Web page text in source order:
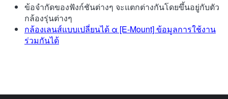
ข้อจำกัดของฟังก์ชันต่างๆ จะแตกต่างกันโดยขึ้นอยู่กับตัว
กล้องรุ่นต่างๆ
กล้องเลนส์แบบเปลี่ยนได้ α [E-Mount] ข้อมูลการใช้งาน
ร่วมกันได้